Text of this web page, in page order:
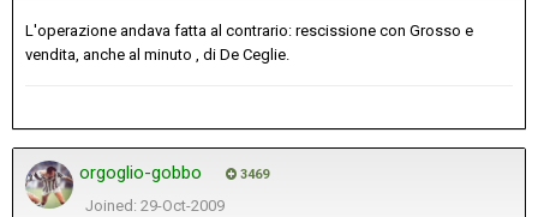
L'operazione andava fatta al contrario: rescissione con Grosso e
vendita, anche al minuto , di De Ceglie.
orgoglio-gobbo 3469
Joined: 29-Oct-2009